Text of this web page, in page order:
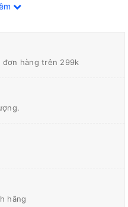
đơn hàng trên 299k
hãng